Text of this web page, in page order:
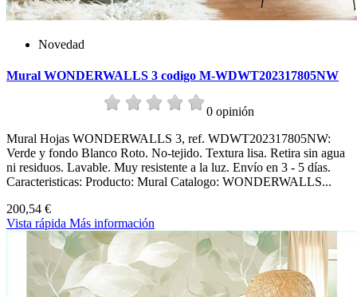
Novedad
Mural WONDERWALLS 3 codigo M-WDWT202317805NW
0 opinión
Mural Hojas WONDERWALLS 3, ref. WDWT202317805NW:
Verde y fondo Blanco Roto. No-tejido. Textura lisa. Retira sin agua
ni residuos. Lavable. Muy resistente a la luz. Envío en 3 - 5 días.
Caracteristicas: Producto: Mural Catalogo: WONDERWALLS...
200,54 €
Vista rápida Más información